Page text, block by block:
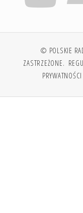
© POLSKIE
ZASTRZEŻONE.
PRYWATNOŚCI